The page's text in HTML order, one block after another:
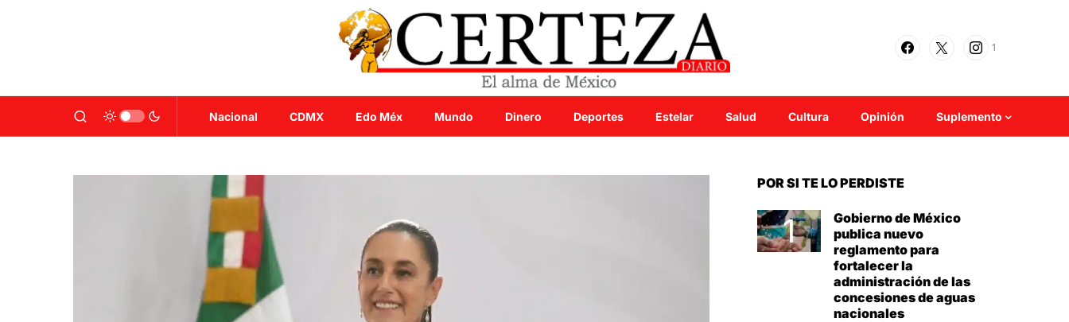
1
Nacional CDMX Edo Méx Mundo Dinero Deportes Estelar Salud Cultura Opinión Suplemento
POR SI TE LO PERDISTE
Gobierno de México
publica nuevo
reglamento para
fortalecer la
administración de las
concesiones de aguas
nacionales